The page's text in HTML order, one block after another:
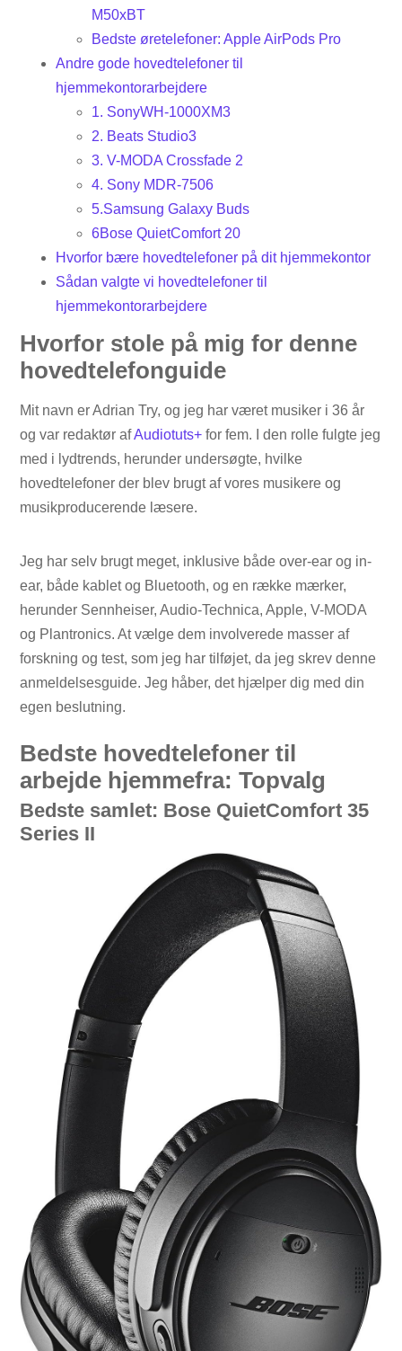
M50xBT
Bedste øretelefoner: Apple AirPods Pro
Andre gode hovedtelefoner til
hjemmekontorarbejdere
1. SonyWH-1000XM3
2. Beats Studio3
3. V-MODA Crossfade 2
4. Sony MDR-7506
5.Samsung Galaxy Buds
6Bose QuietComfort 20
Hvorfor bære hovedtelefoner på dit hjemmekontor
Sådan valgte vi hovedtelefoner til
hjemmekontorarbejdere
Hvorfor stole på mig for denne
hovedtelefonguide
Mit navn er Adrian Try, og jeg har været musiker i 36 år
og var redaktør afAudiotuts+ for fem. I den rolle fulgte jeg
med i lydtrends, herunder undersøgte, hvilke
hovedtelefoner der blev brugt af vores musikere og
musikproducerende læsere.
Jeg har selv brugt meget, inklusive både over-ear og in-
ear, både kablet og Bluetooth, og en række mærker,
herunder Sennheiser, Audio-Technica, Apple, V-MODA
og Plantronics. At vælge dem involverede masser af
forskning og test, som jeg har tilføjet, da jeg skrev denne
anmeldelsesguide. Jeg håber, det hjælper dig med din
egen beslutning.
Bedste hovedtelefoner til
arbejde hjemmefra: Topvalg
Bedste samlet: Bose QuietComfort 35
Series II